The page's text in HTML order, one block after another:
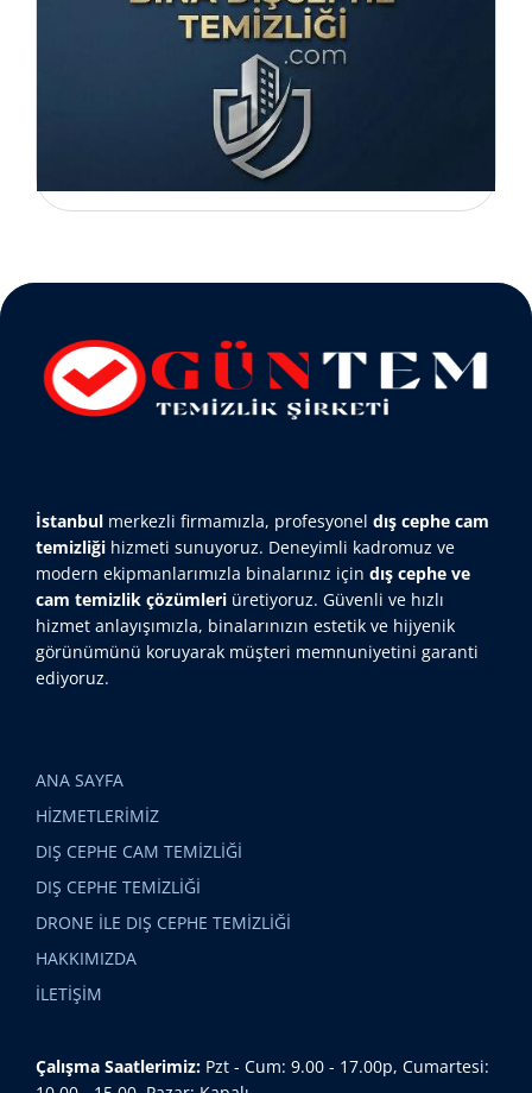
İstanbul merkezli firmamızla, profesyonel dış cephe cam
temizliği hizmeti sunuyoruz. Deneyimli kadromuz ve
modern ekipmanlarımızla binalarınız için dış cephe ve
cam temizlik çözümleri üretiyoruz. Güvenli ve hızlı
hizmet anlayışımızla, binalarınızın estetik ve hijyenik
görünümünü koruyarak müşteri memnuniyetini garanti
ediyoruz.
ANA SAYFA
HİZMETLERİMİZ
DIŞ CEPHE CAM TEMİZLİĞİ
DIŞ CEPHE TEMİZLİĞİ
DRONE İLE DIŞ CEPHE TEMİZLİĞİ
HAKKIMIZDA
İLETİŞİM
Çalışma Saatlerimiz: Pzt - Cum: 9.00 - 17.00p, Cumartesi: